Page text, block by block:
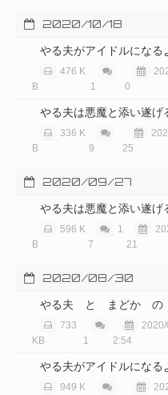
2020/10/18
やる夫がアイドルになる
476 K
B
1
0
やる夫は悪魔と添い遂げ
336 K
B
9
25
2020/09/27
やる夫は悪魔と添い遂げ
596 K
B
1
7
21
2020/08/30
やる夫 と まどか の
733
KB
1
2:54
やる夫がアイドルになる
949 K